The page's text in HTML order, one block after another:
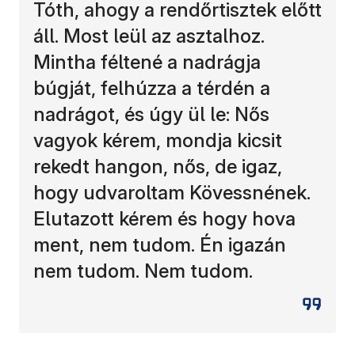
Tóth, ahogy a rendőrtisztek előtt
áll. Most leül az asztalhoz.
Mintha féltené a nadrágja
búgját, felhúzza a térdén a
nadrágot, és úgy ül le: Nős
vagyok kérem, mondja kicsit
rekedt hangon, nős, de igaz,
hogy udvaroltam Kövessnének.
Elutazott kérem és hogy hova
ment, nem tudom. Én igazán
nem tudom. Nem tudom.